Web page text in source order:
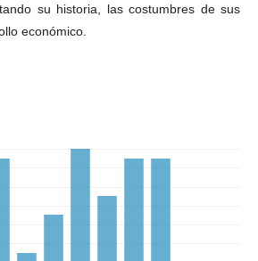
su historia, las costumbres de sus
económico.